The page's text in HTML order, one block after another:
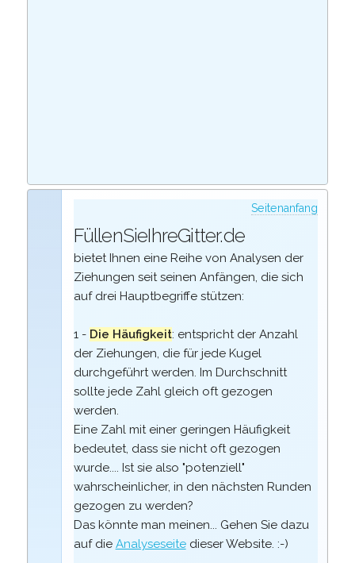
Seitenanfang
FüllenSieIhreGitter.de
bietet Ihnen eine Reihe von Analysen der
Ziehungen seit seinen Anfängen, die sich
auf drei Hauptbegriffe stützen:
1 - Die Häufigkeit: entspricht der Anzahl
der Ziehungen, die für jede Kugel
durchgeführt werden. Im Durchschnitt
sollte jede Zahl gleich oft gezogen
werden.
Eine Zahl mit einer geringen Häufigkeit
bedeutet, dass sie nicht oft gezogen
wurde.... Ist sie also "potenziell"
wahrscheinlicher, in den nächsten Runden
gezogen zu werden?
Das könnte man meinen... Gehen Sie dazu
auf die Analyseseitedieser Website. :-)